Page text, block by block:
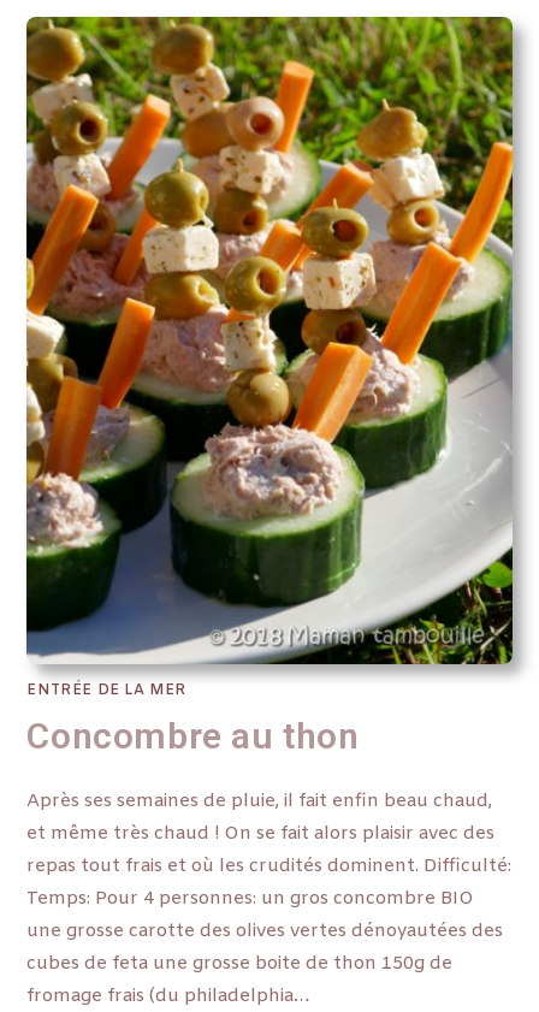
ENTRÉE DE LA MER
Concombre au thon
Après ses semaines de pluie, il fait enfin beau chaud,
et même très chaud ! On se fait alors plaisir avec des
repas tout frais et où les crudités dominent. Difficulté:
Temps: Pour 4 personnes: un gros concombre BIO
une grosse carotte des olives vertes dénoyautées des
cubes de feta une grosse boite de thon 150g de
fromage frais (du philadelphia…